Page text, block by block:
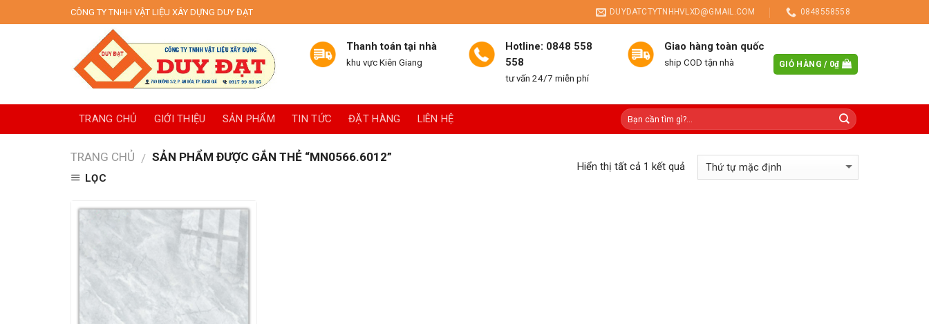
to
CÔNG TY TNHH VẬT LIỆU XÂY DỰNG DUY ĐẠT DUYDATCTYTNHHVLXD@GMAIL.COM 0848558558
Thanh toán tại nhà
khu vực Kiên Giang
Hotline: 0848 558
558
tư vấn 24/7 miễn phí
Giao hàng toàn quốc
ship COD tận nhà GIỎ HÀNG / 0₫
TRANG CHỦ GIỚI THIỆU SẢN PHẨM TIN TỨC ĐẶT HÀNG LIÊN HỆ
TRANG CHỦ / SẢN PHẨM ĐƯỢC GẮN THẺ “MN0566.6012”
LỌC
Hiển thị tất cả 1 kết quả